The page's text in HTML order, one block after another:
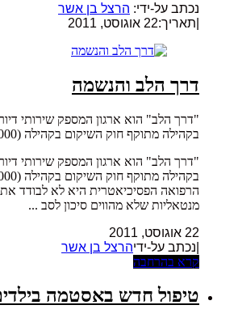
נכתב על-ידי: הרצל בן אשר
תאריך:22 אוגוסט, 2011
דרך הלב והנשמה
"דרך הלב" הוא ארגון המספק שירותי דיור
בקהילה מתוקף חוק השיקום בקהילה (2000). המ ...
"דרך הלב" הוא ארגון המספק שירותי דיור
הרפואה הפסיכיאטרית היא לא לבודד
מנטאליות שלא מהווים סיכון לסב ...
22 אוגוסט, 2011
|נכתב על-ידיהרצל בן אשר
קרא בהרחבה
טיפול חדש באסטמה